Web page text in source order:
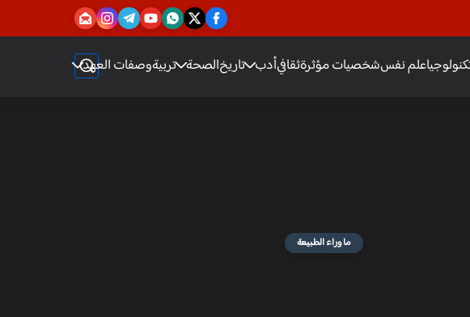
علم نفسشخصيات مؤثرةثقافيأدب تاريخالصحة تربيةوصفات العهد
ما وراء الطبيعة